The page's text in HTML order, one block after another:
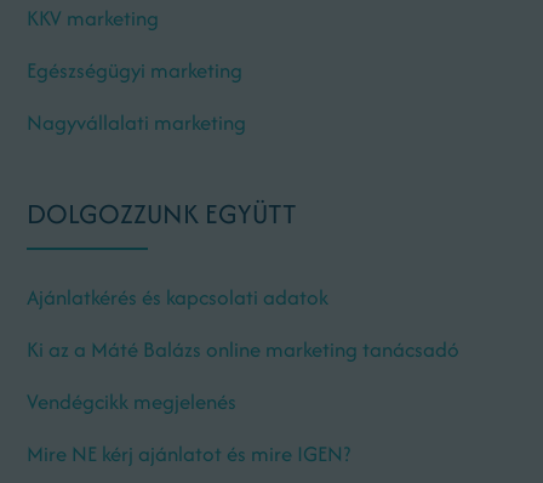
KKV marketing
Egészségügyi marketing
Nagyvállalati marketing
DOLGOZZUNK EGYÜTT
Ajánlatkérés és kapcsolati adatok
Ki az a Máté Balázs online marketing tanácsadó
Vendégcikk megjelenés
Mire NE kérj ajánlatot és mire IGEN?